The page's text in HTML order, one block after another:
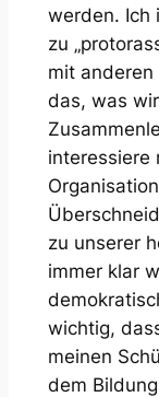
werden. Ich
zu
mit
das, was
interessiere
zu unserer
immer klar
wichtig,
meinen
dem